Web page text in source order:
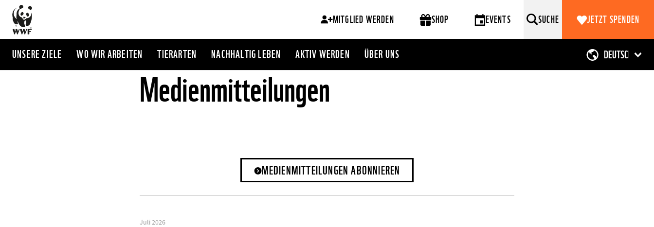
Direkt
zum
Inhalt
MITGLIED WERDEN SHOP EVENTS SUCHE JETZT SPENDEN
UNSERE ZIELE WO WIR ARBEITEN TIERARTEN NACHHALTIG LEBEN AKTIV WERDEN ÜBER UNS
Medienmitteilungen
MEDIENMITTEILUNGEN ABONNIEREN
Juli 2026